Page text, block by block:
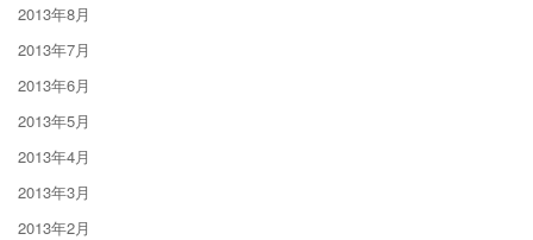
2013年8月
2013年7月
2013年6月
2013年5月
2013年4月
2013年3月
2013年2月